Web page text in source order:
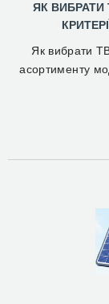
ЯК ВИБРАТИ
Як вибрати
асортименту